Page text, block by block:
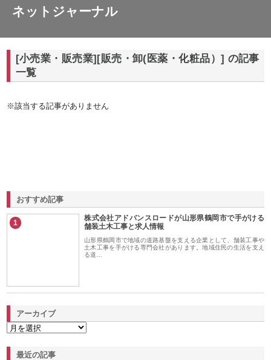
ネットジャーナル
[小売業・販売業][販売・卸(医薬・化粧品）] の記事
一覧
※該当する記事がありません
おすすめ記事
1
株式会社アドバンスロードが山形県鶴岡市で手がける
舗装土木工事と求人情報
山形県鶴岡市で地域の道路基盤を支える企業として、舗装工事や
土木工事を手がける専門会社があります。地域住民の生活を支え
る道…
アーカイブ
最近の記事